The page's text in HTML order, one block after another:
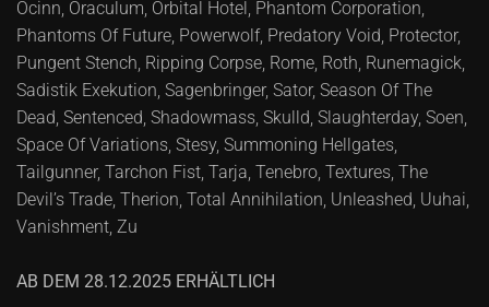
Ocinn, Oraculum, Orbital Hotel, Phantom Corporation,
Phantoms Of Future, Powerwolf, Predatory Void, Protector,
Pungent Stench, Ripping Corpse, Rome, Roth, Runemagick,
Sadistik Exekution, Sagenbringer, Sator, Season Of The
Dead, Sentenced, Shadowmass, Skulld, Slaughterday, Soen,
Space Of Variations, Stesy, Summoning Hellgates,
Tailgunner, Tarchon Fist, Tarja, Tenebro, Textures, The
Devil’s Trade, Therion, Total Annihilation, Unleashed, Uuhai,
Vanishment, Zu
AB DEM 28.12.2025 ERHÄLTLICH